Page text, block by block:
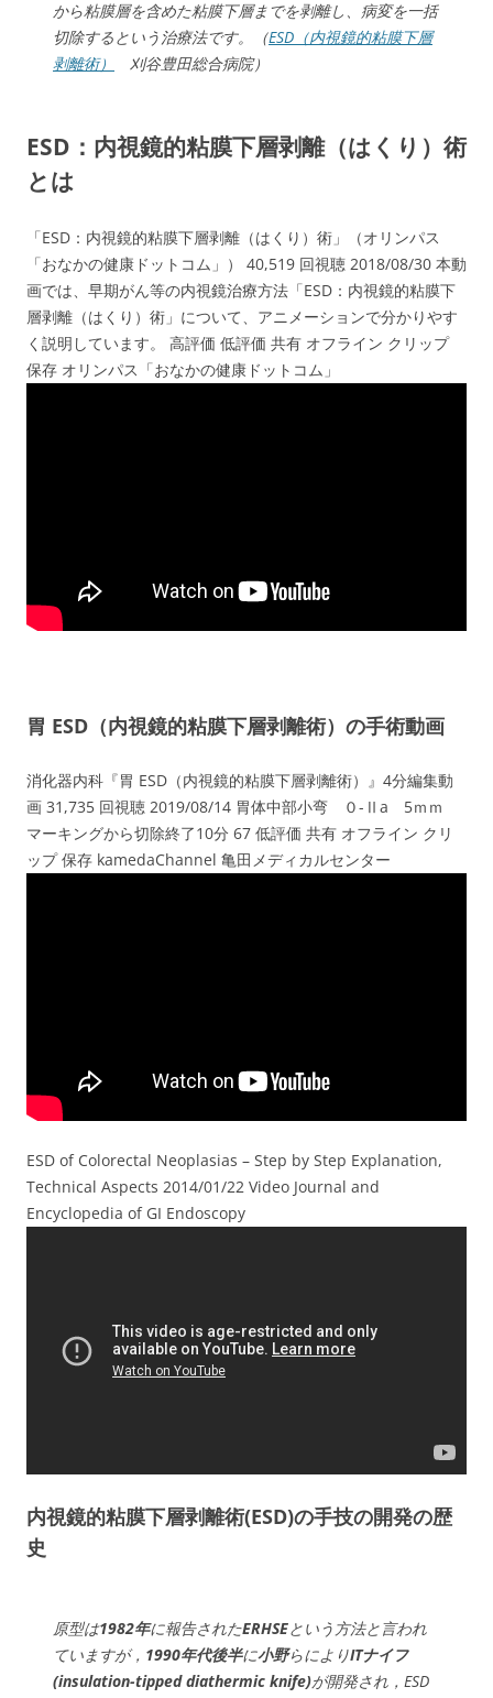
から粘膜層を含めた粘膜下層までを剥離し、病変を一括
切除するという治療法です。（ESD（内視鏡的粘膜下層
剥離術）
刈谷豊田総合病院）
ESD：内視鏡的粘膜下層剥離（はくり）術
とは
「ESD：内視鏡的粘膜下層剥離（はくり）術」（オリンパス
「おなかの健康ドットコム」） 40,519 回視聴 2018/08/30 本動
画では、早期がん等の内視鏡治療方法「ESD：内視鏡的粘膜下
層剥離（はくり）術」について、アニメーションで分かりやす
く説明しています。 高評価 低評価 共有 オフライン クリップ
保存 オリンパス「おなかの健康ドットコム」
胃 ESD（内視鏡的粘膜下層剥離術）の手術動画
消化器内科『胃 ESD（内視鏡的粘膜下層剥離術）』4分編集動
画 31,735 回視聴 2019/08/14 胃体中部小弯 ０-Ⅱa 5ｍｍ
マーキングから切除終了10分 67 低評価 共有 オフライン クリ
ップ 保存 kamedaChannel 亀田メディカルセンター
ESD of Colorectal Neoplasias – Step by Step Explanation,
Technical Aspects 2014/01/22 Video Journal and
Encyclopedia of GI Endoscopy
内視鏡的粘膜下層剥離術(ESD)の手技の開発の歴
史
原型は1982年に報告されたERHSEという方法と言われ
ていますが， 1990年代後半に小野らによりITナイフ
(insulation-tipped diathermic knife)が開発され，ESD